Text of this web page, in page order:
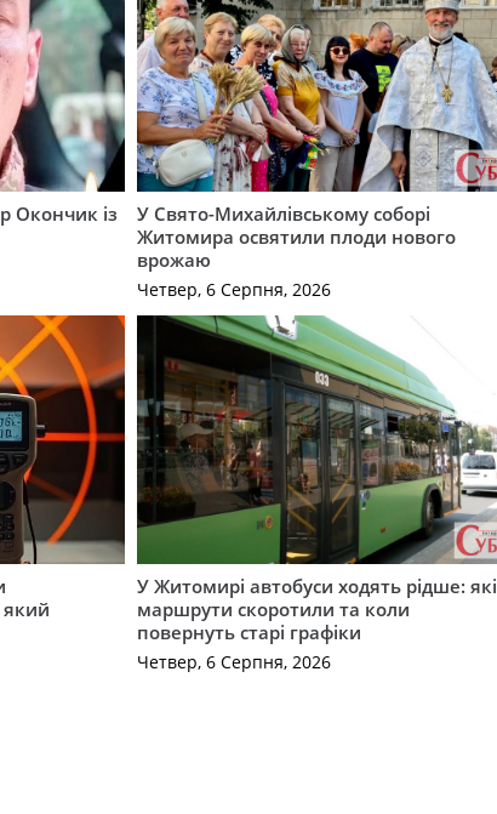
Окончик із
У Свято-Михайлівському соборі
Житомира освятили плоди нового
врожаю
Четвер, 6 Серпня, 2026
який
У Житомирі автобуси ходять рідше: які
маршрути скоротили та коли
повернуть старі графіки
Четвер, 6 Серпня, 2026